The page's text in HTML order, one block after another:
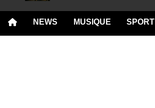
NEWS MUSIQUE SPORT